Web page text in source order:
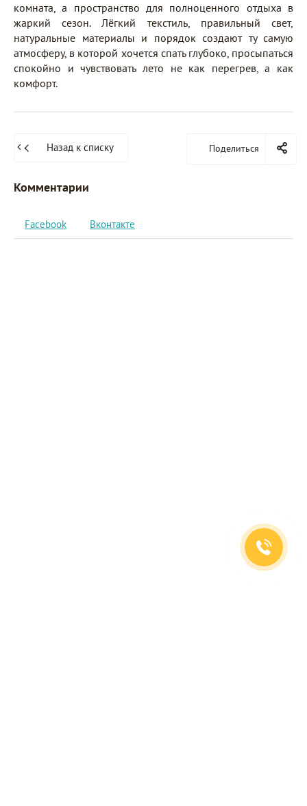
комната, а пространство для полноценного отдыха в
жаркий сезон. Лёгкий текстиль, правильный свет,
натуральные материалы и порядок создают ту самую
атмосферу, в которой хочется спать глубоко, просыпаться
спокойно и чувствовать лето не как перегрев, а как
комфорт.
Поделиться
Назад к списку
Комментарии
Facebook Вконтакте